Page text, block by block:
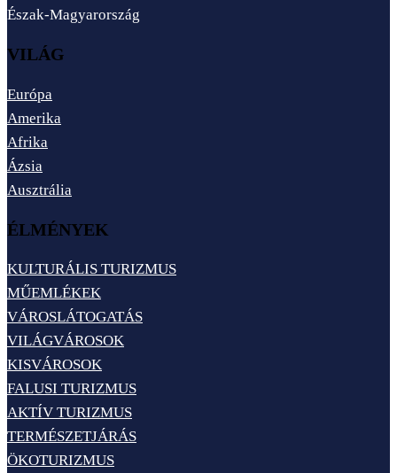
Észak-Magyarország
VILÁG
Európa
Amerika
Afrika
Ázsia
Ausztrália
ÉLMÉNYEK
KULTURÁLIS TURIZMUS
MŰEMLÉKEK
VÁROSLÁTOGATÁS
VILÁGVÁROSOK
KISVÁROSOK
FALUSI TURIZMUS
AKTÍV TURIZMUS
TERMÉSZETJÁRÁS
ÖKOTURIZMUS